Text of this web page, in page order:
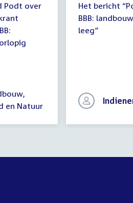
Podt over
en Natuur
Schriftelijke
vragen
Het bericht
BBB:
leeg”